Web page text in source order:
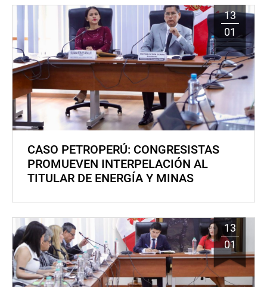
13
01
CASO PETROPERÚ: CONGRESISTAS
PROMUEVEN INTERPELACIÓN AL
TITULAR DE ENERGÍA Y MINAS
13
01